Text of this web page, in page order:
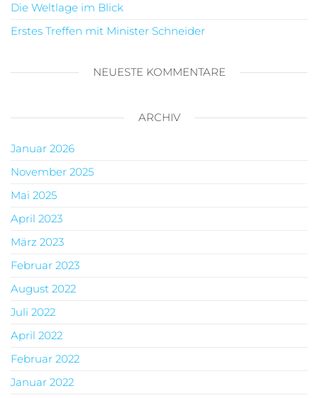
Die Weltlage im Blick
Erstes Treffen mit Minister Schneider
NEUESTE KOMMENTARE
ARCHIV
Januar 2026
November 2025
Mai 2025
April 2023
März 2023
Februar 2023
August 2022
Juli 2022
April 2022
Februar 2022
Januar 2022